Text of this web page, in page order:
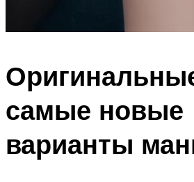
самые новые
варианты